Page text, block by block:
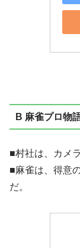
B 麻雀プロ物
■村社は、カメ
■麻雀は、得意
だ。